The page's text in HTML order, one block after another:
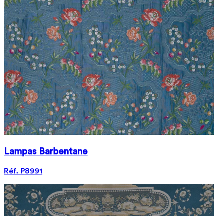
Lampas Barbentane
Réf. P8991